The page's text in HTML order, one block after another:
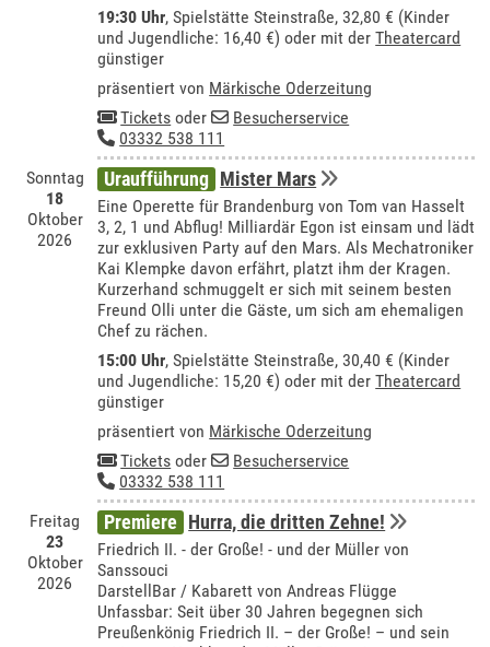
19:30 Uhr, Spielstätte Steinstraße, 32,80 € (Kinder
und Jugendliche: 16,40 €) oder mit derTheatercard
günstiger
präsentiert von Märkische Oderzeitung
Tickets oder
Besucherservice
03332 538 111
Sonntag
18
Oktober
2026
Uraufführung Mister Mars
Eine Operette für Brandenburg von Tom van Hasselt
3, 2, 1 und Abflug! Milliardär Egon ist einsam und lädt
zur exklusiven Party auf den Mars. Als Mechatroniker
Kai Klempke davon erfährt, platzt ihm der Kragen.
Kurzerhand schmuggelt er sich mit seinem besten
Freund Olli unter die Gäste, um sich am ehemaligen
Chef zu rächen.
15:00 Uhr, Spielstätte Steinstraße, 30,40 € (Kinder
und Jugendliche: 15,20 €) oder mit derTheatercard
günstiger
präsentiert von Märkische Oderzeitung
Tickets oder
Besucherservice
03332 538 111
Freitag
23
Oktober
2026
Premiere Hurra, die dritten Zehne!
Friedrich II. - der Große! - und der Müller von
Sanssouci
DarstellBar / Kabarett von Andreas Flügge
Unfassbar: Seit über 30 Jahren begegnen sich
Preußenkönig Friedrich II. – der Große! – und sein